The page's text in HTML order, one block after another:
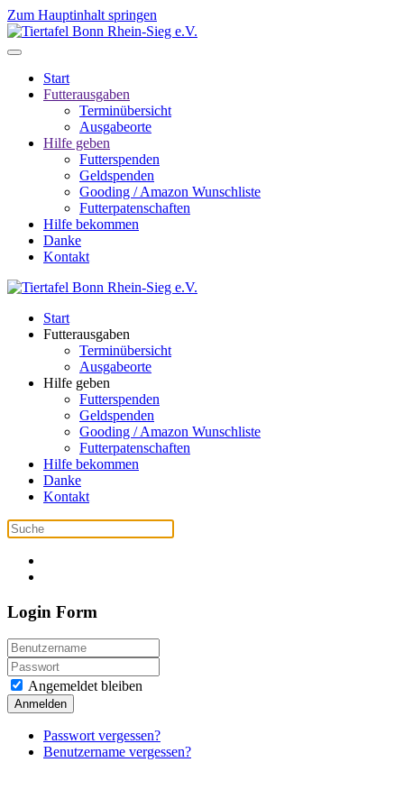
Zum Hauptinhalt springen
Start
Futterausgaben
Terminübersicht
Ausgabeorte
Hilfe geben
Futterspenden
Geldspenden
Gooding / Amazon Wunschliste
Futterpatenschaften
Hilfe bekommen
Danke
Kontakt
Start
Futterausgaben
Terminübersicht
Ausgabeorte
Hilfe geben
Futterspenden
Geldspenden
Gooding / Amazon Wunschliste
Futterpatenschaften
Hilfe bekommen
Danke
Kontakt
Login Form
Angemeldet bleiben
Anmelden
Passwort vergessen?
Benutzername vergessen?